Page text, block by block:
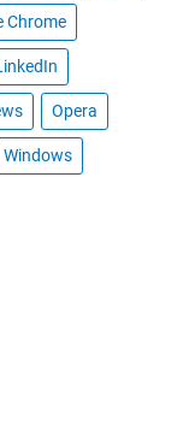
Chrome
Opera
Windows